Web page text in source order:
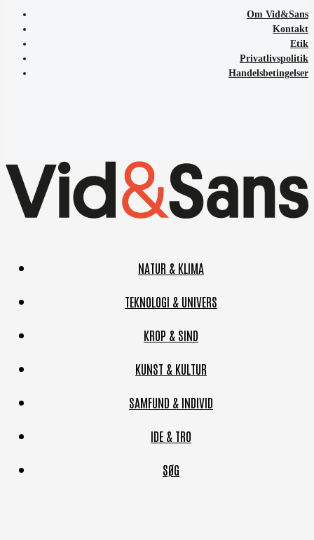
Om Vid&Sans
Kontakt
Etik
Privatlivspolitik
Handelsbetingelser
NATUR & KLIMA
TEKNOLOGI & UNIVERS
KROP & SIND
KUNST & KULTUR
SAMFUND & INDIVID
IDE & TRO
SØG